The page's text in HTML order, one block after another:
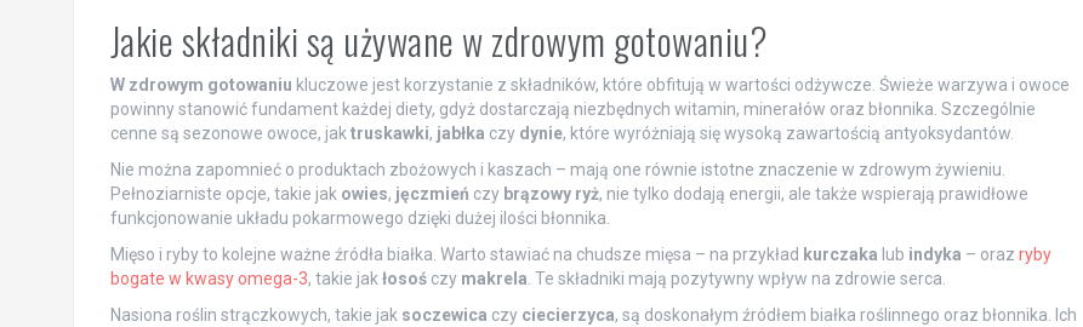
Jakie składniki są używane w zdrowym gotowaniu?
W zdrowym gotowaniu kluczowe jest korzystanie z składników, które obfitują w wartości odżywcze. Świeże warzywa i owoce
powinny stanowić fundament każdej diety, gdyż dostarczają niezbędnych witamin, minerałów oraz błonnika. Szczególnie
cenne są sezonowe owoce, jaktruskawki, jabłka czy dynie, które wyróżniają się wysoką zawartością antyoksydantów.
Nie można zapomnieć o produktach zbożowych i kaszach – mają one równie istotne znaczenie w zdrowym żywieniu.
Pełnoziarniste opcje, takie jak owies, jęczmień czy brązowy ryż, nie tylko dodają energii, ale także wspierają prawidłowe
funkcjonowanie układu pokarmowego dzięki dużej ilości błonnika.
Mięso i ryby to kolejne ważne źródła białka. Warto stawiać na chudsze mięsa – na przykład kurczaka lub indyka – oraz ryby
bogate w kwasy omega-3, takie jakłosośczy makrela. Te składniki mają pozytywny wpływ na zdrowie serca.
Nasiona roślin strączkowych, takie jak soczewica czy ciecierzyca, są doskonałym źródłem białka roślinnego oraz błonnika. Ich